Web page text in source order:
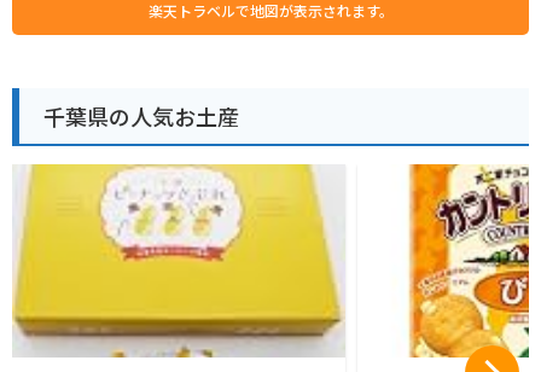
楽天トラベルで地図が表示されます。
千葉県の人気お土産